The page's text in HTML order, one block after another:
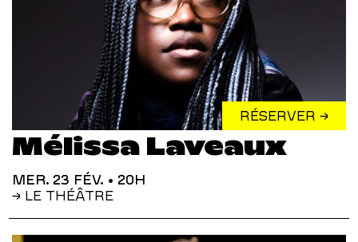
RÉSERVER →
Mélissa Laveaux
MER. 23 FÉV. • 20H
→ LE THÉÂTRE